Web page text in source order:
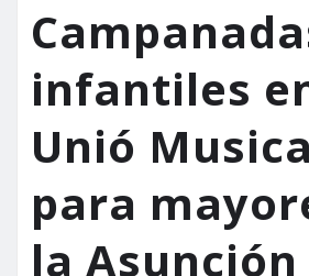
infantiles
Unió
para
la